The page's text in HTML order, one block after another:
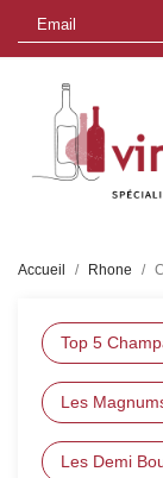
Accueil Rhone
Top 5
Les
Les Demi